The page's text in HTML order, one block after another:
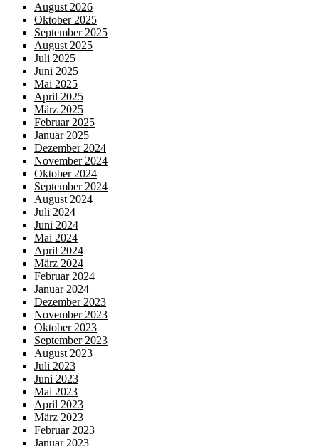
August 2026
Oktober 2025
September 2025
August 2025
Juli 2025
Juni 2025
Mai 2025
April 2025
März 2025
Februar 2025
Januar 2025
Dezember 2024
November 2024
Oktober 2024
September 2024
August 2024
Juli 2024
Juni 2024
Mai 2024
April 2024
März 2024
Februar 2024
Januar 2024
Dezember 2023
November 2023
Oktober 2023
September 2023
August 2023
Juli 2023
Juni 2023
Mai 2023
April 2023
März 2023
Februar 2023
Januar 2023